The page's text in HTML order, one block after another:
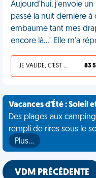
Aujourd'hui, j'envoie un
passé la nuit dernière à
embaume tant mes
encore là..." Elle m'a
JE VALIDE, C'EST UNE VDM 83
Vacances d'Été : Soleil
Des plages aux
rempli de rires sous le
Plus…
VDM PRÉCÉDENTE